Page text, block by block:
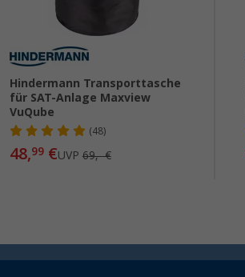
Hindermann Transporttasche
für SAT-Anlage Maxview
VuQube
(48)
48,99€UVP 69,- €